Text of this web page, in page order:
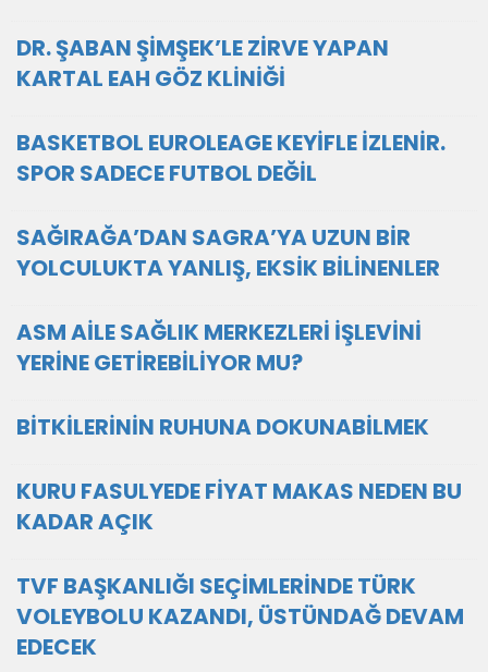
DR. ŞABAN ŞİMŞEK’LE ZİRVE YAPAN
KARTAL EAH GÖZ KLİNİĞİ
BASKETBOL EUROLEAGE KEYİFLE İZLENİR.
SPOR SADECE FUTBOL DEĞİL
SAĞIRAĞA’DAN SAGRA’YA UZUN BİR
YOLCULUKTA YANLIŞ, EKSİK BİLİNENLER
ASM AİLE SAĞLIK MERKEZLERİ İŞLEVİNİ
YERİNE GETİREBİLİYOR MU?
BİTKİLERİNİN RUHUNA DOKUNABİLMEK
KURU FASULYEDE FİYAT MAKAS NEDEN BU
KADAR AÇIK
TVF BAŞKANLIĞI SEÇİMLERİNDE TÜRK
VOLEYBOLU KAZANDI, ÜSTÜNDAĞ DEVAM
EDECEK